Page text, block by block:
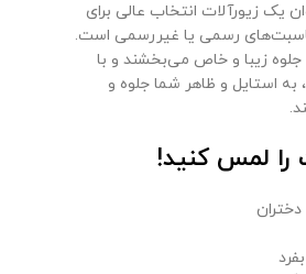
یک زیورآلات انتخاب عالی برای
رسمی یا غیررسمی است.
جلوه زیبا و خاص می‌بخشند و با
استایل و ظاهر شما جلوه و
را لمس کنید!